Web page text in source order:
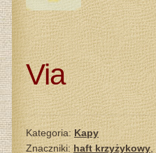
Via
Kategoria:Kapy
Znaczniki:haft krzyżykowy,